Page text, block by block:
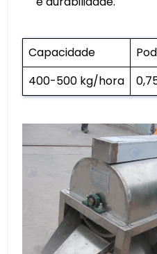
Capacidade
400-500 kg/hora